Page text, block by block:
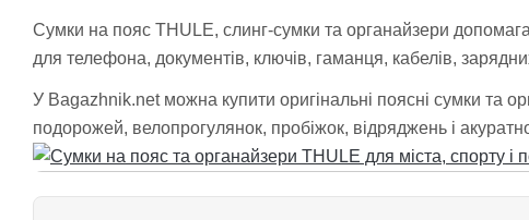
Сумки на пояс THULE, слинг-сумки та органайзери
для телефона, документів, ключів, гаманця, кабелів,
У Bagazhnik.net можна купити оригінальні поясні сумки та
подорожей, велопрогулянок, пробіжок, відряджень і